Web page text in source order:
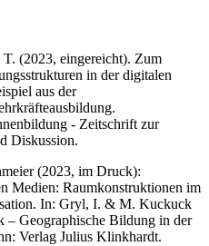
(2023, eingereicht). Zum
in der digitalen
aus der
- Zeitschrift zur
Diskussion.
(2023, im Druck):
Medien: Raumkonstruktionen im
In: Gryl, I. & M. Kuckuck
– Geographische Bildung in der
Verlag Julius Klinkhardt.